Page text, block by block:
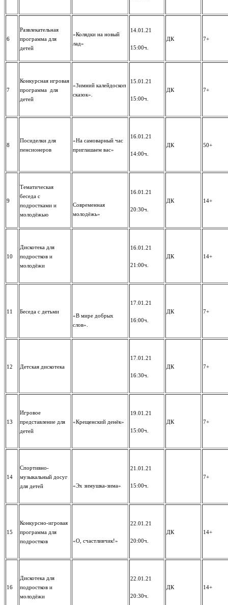
6
Развлекательная
программа для
детей
«Колядки на новый
лад»
14.01.21
15:00ч.
ДК 7+
7
Конкурсная игровая
программа для
детей
«Зимний калейдоскоп
сказок».
15.01.21
15:00ч.
ДК 7+
8
Посиделки для
пенсионеров
«На самоварный час
приглашаем вас»
16.01.21
14:00ч.
ДК 50+
9
Тематическая
беседа с
подростками и
молодёжью
Современная
молодёжь»
16.01.21
20:30ч.
ДК 14+
10
Дискотека для
подростков и
молодёжи
16.01.21
21:00ч.
ДК 14+
11 Беседа с детьми
«В мире добрых
слов».
17.01.21
16:00ч.
ДК 7+
12 Детская дискотека
17.01.21
16:30ч.
ДК 7+
13
Игровое
представление для
детей
«Крещенский денёк»
19.01.21
15:00ч.
ДК 7+
14
Спортивно-
музыкальный досуг
для детей
«Эх зимушка-зима»
21.01.21
15:00ч.
7+
15
Конкурсно-игровая
программа для
подростков
«О, счастливчик!»
22.01.21
20:00ч.
ДК 14+
16
Дискотека для
подростков и
молодёжи
22.01.21
20:30ч.
ДК 14+